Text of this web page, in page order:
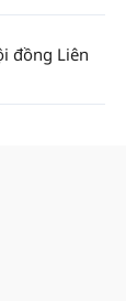
đồng Liên